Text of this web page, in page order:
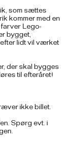
som sættes
kommer med en
Lego-
bygget,
lidt vil værket
der skal bygges
til efteråret!
ikke billet.
Spørg evt. i